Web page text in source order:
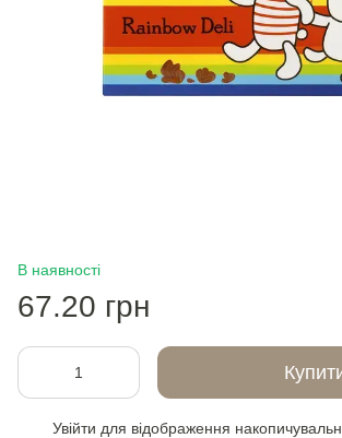
В наявності
67.20 грн
Увійти для відображення